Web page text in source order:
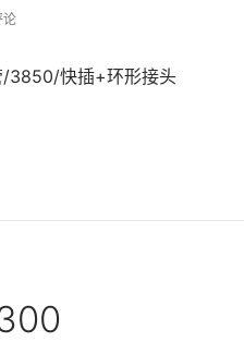
论
3850/快插+环形接头